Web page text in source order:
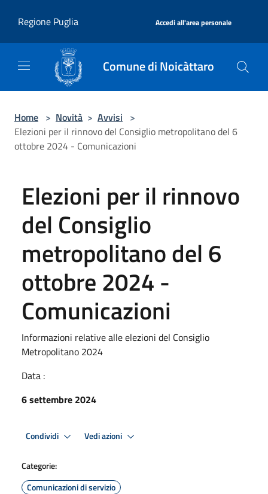
Regione Puglia
Accedi all'area personale
Comune di Noicàttaro
Home > Novità > Avvisi >
Elezioni per il rinnovo del Consiglio metropolitano del 6
ottobre 2024 - Comunicazioni
Elezioni per il rinnovo
del Consiglio
metropolitano del 6
ottobre 2024 -
Comunicazioni
Informazioni relative alle elezioni del Consiglio
Metropolitano 2024
Data :
6 settembre 2024
Condividi Vedi azioni
Categorie:
Comunicazioni di servizio